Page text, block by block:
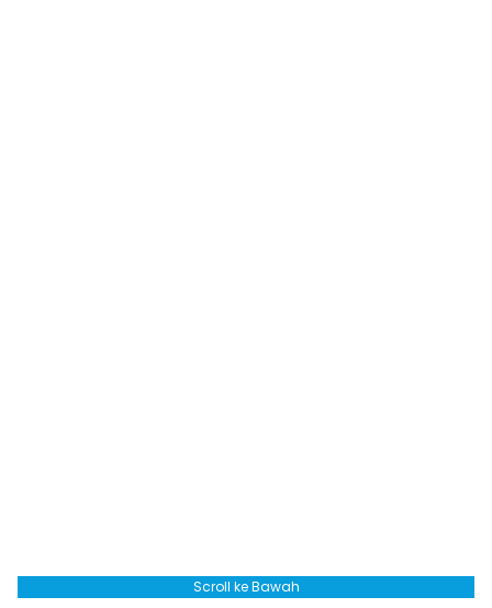
Scroll ke Bawah